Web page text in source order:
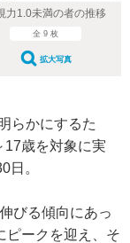
力1.0未満の者の推移
全 9 枚
拡大写真
らかにするた
17歳を対象に実
日。
びる傾向にあっ
ピークを迎え、そ